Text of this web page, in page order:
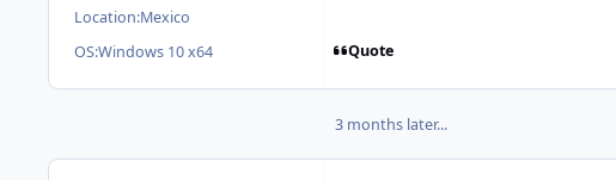
Location:Mexico
OS:Windows 10 x64 Quote
3 months later...